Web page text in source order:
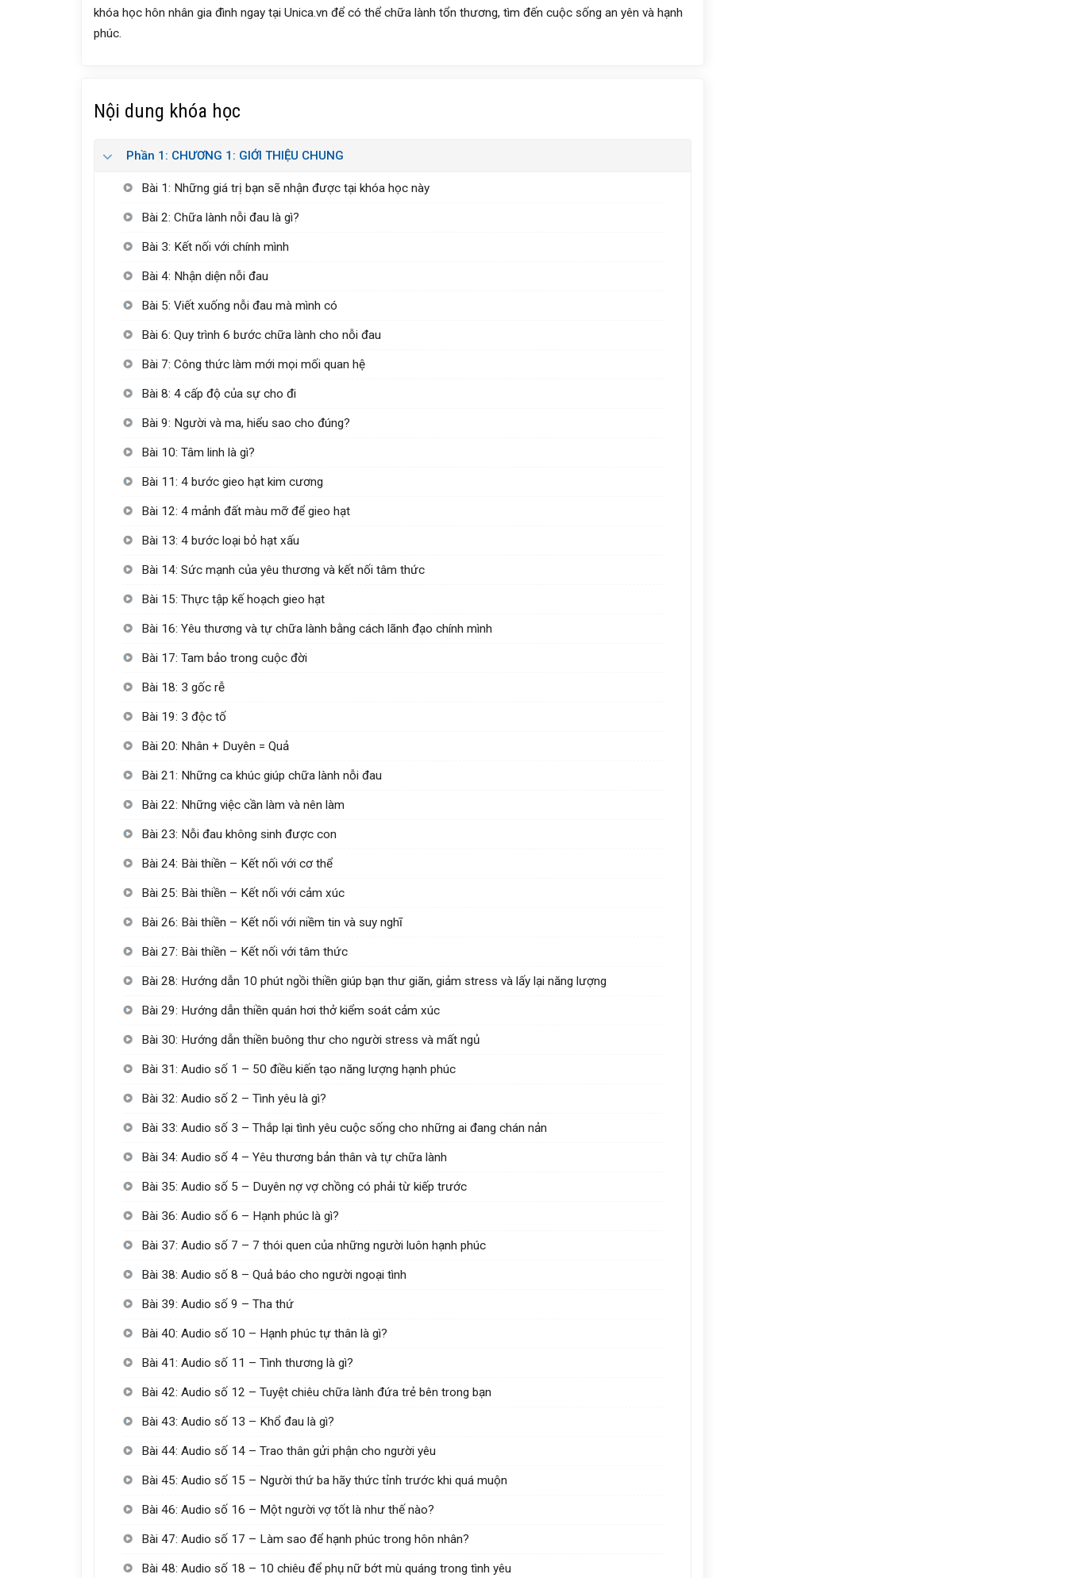
khóa học hôn nhân gia đình ngay tại Unica.vn để có thể chữa lành tổn thương, tìm đến cuộc sống an yên và hạnh
phúc.
Nội dung khóa học
Phần 1: CHƯƠNG 1: GIỚI THIỆU CHUNG
Bài 1: Những giá trị bạn sẽ nhận được tại khóa học này
Bài 2: Chữa lành nỗi đau là gì?
Bài 3: Kết nối với chính mình
Bài 4: Nhận diện nỗi đau
Bài 5: Viết xuống nỗi đau mà mình có
Bài 6: Quy trình 6 bước chữa lành cho nỗi đau
Bài 7: Công thức làm mới mọi mối quan hệ
Bài 8: 4 cấp độ của sự cho đi
Bài 9: Người và ma, hiểu sao cho đúng?
Bài 10: Tâm linh là gì?
Bài 11: 4 bước gieo hạt kim cương
Bài 12: 4 mảnh đất màu mỡ để gieo hạt
Bài 13: 4 bước loại bỏ hạt xấu
Bài 14: Sức mạnh của yêu thương và kết nối tâm thức
Bài 15: Thực tập kế hoạch gieo hạt
Bài 16: Yêu thương và tự chữa lành bằng cách lãnh đạo chính mình
Bài 17: Tam bảo trong cuộc đời
Bài 18: 3 gốc rễ
Bài 19: 3 độc tố
Bài 20: Nhân + Duyên = Quả
Bài 21: Những ca khúc giúp chữa lành nỗi đau
Bài 22: Những việc cần làm và nên làm
Bài 23: Nỗi đau không sinh được con
Bài 24: Bài thiền – Kết nối với cơ thể
Bài 25: Bài thiền – Kết nối với cảm xúc
Bài 26: Bài thiền – Kết nối với niềm tin và suy nghĩ
Bài 27: Bài thiền – Kết nối với tâm thức
Bài 28: Hướng dẫn 10 phút ngồi thiền giúp bạn thư giãn, giảm stress và lấy lại năng lượng
Bài 29: Hướng dẫn thiền quán hơi thở kiểm soát cảm xúc
Bài 30: Hướng dẫn thiền buông thư cho người stress và mất ngủ
Bài 31: Audio số 1 – 50 điều kiến tạo năng lượng hạnh phúc
Bài 32: Audio số 2 – Tình yêu là gì?
Bài 33: Audio số 3 – Thắp lại tình yêu cuộc sống cho những ai đang chán nản
Bài 34: Audio số 4 – Yêu thương bản thân và tự chữa lành
Bài 35: Audio số 5 – Duyên nợ vợ chồng có phải từ kiếp trước
Bài 36: Audio số 6 – Hạnh phúc là gì?
Bài 37: Audio số 7 – 7 thói quen của những người luôn hạnh phúc
Bài 38: Audio số 8 – Quả báo cho người ngoại tình
Bài 39: Audio số 9 – Tha thứ
Bài 40: Audio số 10 – Hạnh phúc tự thân là gì?
Bài 41: Audio số 11 – Tình thương là gì?
Bài 42: Audio số 12 – Tuyệt chiêu chữa lành đứa trẻ bên trong bạn
Bài 43: Audio số 13 – Khổ đau là gì?
Bài 44: Audio số 14 – Trao thân gửi phận cho người yêu
Bài 45: Audio số 15 – Người thứ ba hãy thức tỉnh trước khi quá muộn
Bài 46: Audio số 16 – Một người vợ tốt là như thế nào?
Bài 47: Audio số 17 – Làm sao để hạnh phúc trong hôn nhân?
Bài 48: Audio số 18 – 10 chiêu để phụ nữ bớt mù quáng trong tình yêu